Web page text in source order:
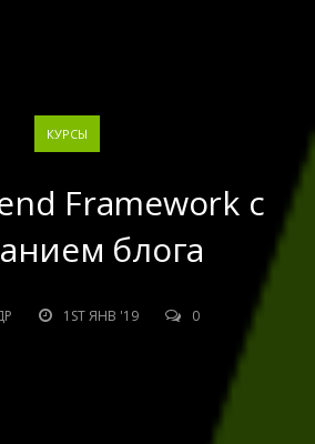
КУРСЫ
Framework с
блога
1ST ЯНВ '19 0